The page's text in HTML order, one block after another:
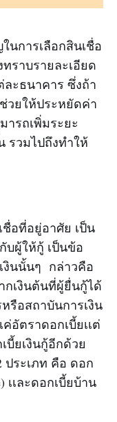
นการเลือกสินเชื่อ
ราบรายละเอียด
ะธนาคาร ซึ่งถ้า
วยให้ประหยัดค่า
ารถเพิ่มระยะ
รวมไปถึงทำให้
อที่อยู่อาศัย เป็น
บผู้ให้กู้ เป็นข้อ
งินนั้นๆ กล่าวคือ
กเงินต้นที่ผู้ยื่นกู้ได้
รือสถาบันการเงิน
อัตราดอกเบี้ยเเต่
บี้ยเงินกู้อีกด้วย
ประเภท คือ ดอก
เเละดอกเบี้ยบ้าน